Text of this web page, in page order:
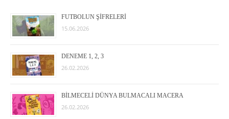
FUTBOLUN ŞİFRELERİ
15.06.2026
DENEME 1, 2, 3
26.02.2026
BİLMECELİ DÜNYA BULMACALI MACERA
26.02.2026